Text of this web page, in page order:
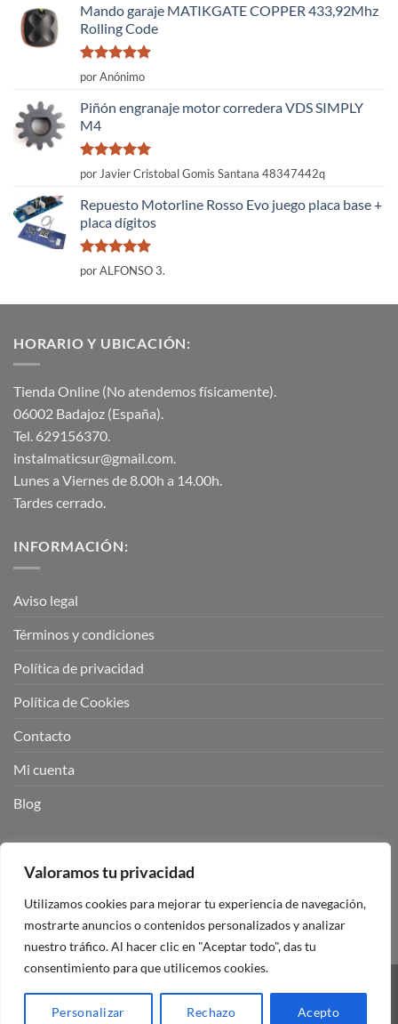
Valoramos tu privacidad
Utilizamos cookies para mejorar tu experiencia de navegación,
mostrarte anuncios o contenidos personalizados y analizar
nuestro tráfico. Al hacer clic en "Aceptar todo", das tu
consentimiento para que utilicemos cookies.
Personalizar Rechazo Acepto
Mando garaje MATIKGATE COPPER 433,92Mhz
Rolling Code
Valorado
con
por Anónimo
Piñón engranaje motor corredera VDS SIMPLY
M4
Valorado
con
por Javier Cristobal Gomis Santana 48347442q
Repuesto Motorline Rosso Evo juego placa base +
placa dígitos
Valorado
con
por ALFONSO 3.
HORARIO Y UBICACIÓN:
Tienda Online (No atendemos físicamente).
06002 Badajoz (España).
Tel. 629156370.
instalmaticsur@gmail.com.
Lunes a Viernes de 8.00h a 14.00h.
Tardes cerrado.
INFORMACIÓN:
Aviso legal
Términos y condiciones
Política de privacidad
Política de Cookies
Contacto
Mi cuenta
Blog
Visa PayPal Stripe MasterCard